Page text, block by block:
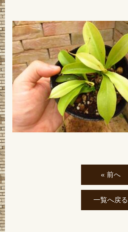
« 前へ
一覧へ戻る